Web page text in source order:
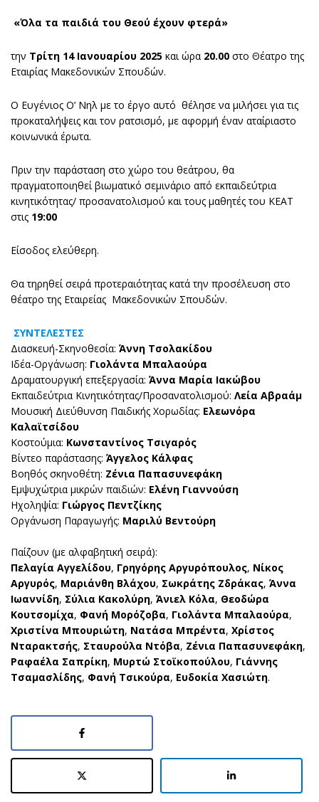
«Όλα τα παιδιά του Θεού έχουν φτερά»
την Τρίτη 14 Ιανουαρίου 2025 και ώρα 20.00 στο Θέατρο της
Εταιρίας Μακεδονικών Σπουδών.
Ο Ευγένιος Ο’ Νηλ με το έργο αυτό θέλησε να μιλήσει για τις
προκαταλήψεις και τον ρατσισμό, με αφορμή έναν αταίριαστο
κοινωνικά έρωτα.
Πριν την παράσταση στο χώρο του θεάτρου, θα
πραγματοποιηθεί βιωματικό σεμινάριο από εκπαιδεύτρια
κινητικότητας/ προσανατολισμού και τους μαθητές του ΚΕΑΤ
στις 19:00
Είσοδος ελεύθερη.
Θα τηρηθεί σειρά προτεραιότητας κατά την προσέλευση στο
θέατρο της Εταιρείας Μακεδονικών Σπουδών.
ΣΥΝΤΕΛΕΣΤΕΣ
Διασκευή-Σκηνοθεσία: Άννη Τσολακίδου
Ιδέα-Οργάνωση: Γιολάντα Μπαλαούρα
Δραματουργική επεξεργασία: Άννα Μαρία Ιακώβου
Εκπαιδεύτρια Κινητικότητας/Προσανατολισμού: Λεία Αβραάμ
Μουσική Διεύθυνση Παιδικής Χορωδίας: Ελεωνόρα
Καλαϊτσίδου
Κοστούμια: Κωνσταντίνος Τσιγαρός
Βίντεο παράστασης: Άγγελος Κάλφας
Βοηθός σκηνοθέτη: Ζένια Παπασυνεφάκη
Εμψυχώτρια μικρών παιδιών: Ελένη Γιαννούση
Ηχοληψία: Γιώργος Πεντζίκης
Οργάνωση Παραγωγής: Μαριλύ Βεντούρη
Παίζουν (με αλφαβητική σειρά):
Πελαγία Αγγελίδου, Γρηγόρης Αργυρόπουλος, Νίκος
Αργυρός, Μαριάνθη Βλάχου, Σωκράτης Ζδράκας, Άννα
Ιωαννίδη, Σύλια Κακολύρη, Άνιελ Κόλα, Θεοδώρα
Κουτσομίχα, Φανή Μορόζοβα, Γιολάντα Μπαλαούρα,
Χριστίνα Μπουριώτη, Νατάσα Μπρέντα, Χρίστος
Νταρακτσής, Σταυρούλα Ντόβα, Ζένια Παπασυνεφάκη,
Ραφαέλα Σαπρίκη, Μυρτώ Στοϊκοπούλου, Γιάννης
Τσαμασλίδης, Φανή Τσικούρα, Ευδοκία Χασιώτη.